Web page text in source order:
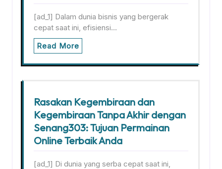
[ad_1] Dalam dunia bisnis yang bergerak
cepat saat ini, efisiensi…
Read More
Rasakan Kegembiraan dan
Kegembiraan Tanpa Akhir dengan
Senang303: Tujuan Permainan
Online Terbaik Anda
[ad_1] Di dunia yang serba cepat saat ini,